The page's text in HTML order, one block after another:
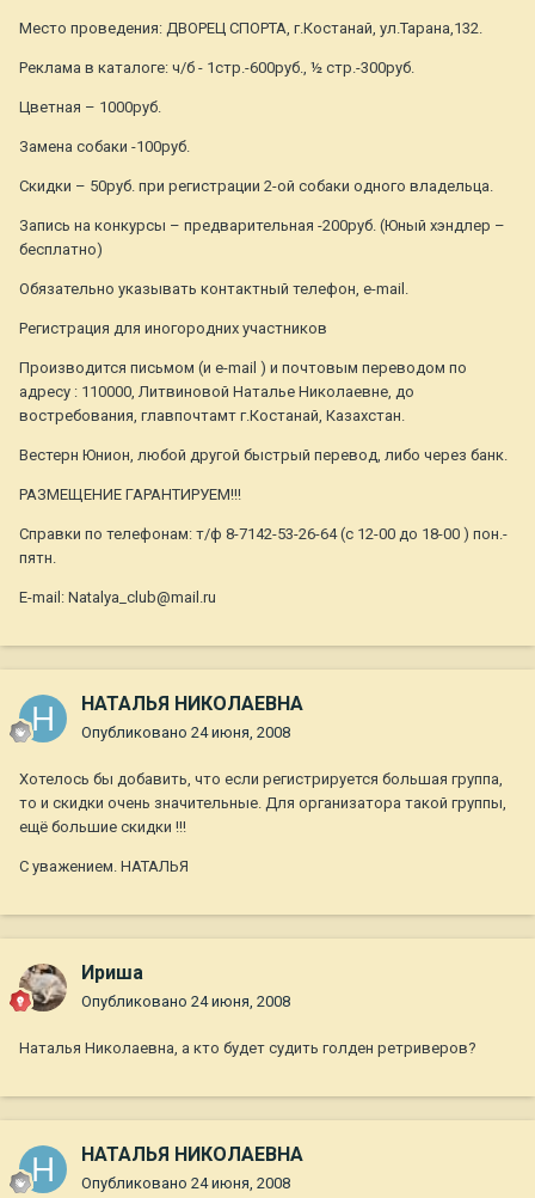
Место проведения: ДВОРЕЦ СПОРТА, г.Костанай, ул.Тарана,132.
Реклама в каталоге: ч/б - 1стр.-600руб., ½ стр.-300руб.
Цветная – 1000руб.
Замена собаки -100руб.
Скидки – 50руб. при регистрации 2-ой собаки одного владельца.
Запись на конкурсы – предварительная -200руб. (Юный хэндлер –
бесплатно)
Обязательно указывать контактный телефон, e-mail.
Регистрация для иногородних участников
Производится письмом (и e-mail ) и почтовым переводом по
адресу : 110000, Литвиновой Наталье Николаевне, до
востребования, главпочтамт г.Костанай, Казахстан.
Вестерн Юнион, любой другой быстрый перевод, либо через банк.
РАЗМЕЩЕНИЕ ГАРАНТИРУЕМ!!!
Cправки по телефонам: т/ф 8-7142-53-26-64 (с 12-00 до 18-00 ) пон.-
пятн.
E-mail: Natalya_club@mail.ru
НАТАЛЬЯ НИКОЛАЕВНА
Опубликовано 24 июня, 2008
Хотелось бы добавить, что если регистрируется большая группа,
то и скидки очень значительные. Для организатора такой группы,
ещё большие скидки !!!
С уважением. НАТАЛЬЯ
Ириша
Опубликовано 24 июня, 2008
Наталья Николаевна, а кто будет судить голден ретриверов?
НАТАЛЬЯ НИКОЛАЕВНА
Опубликовано 24 июня, 2008